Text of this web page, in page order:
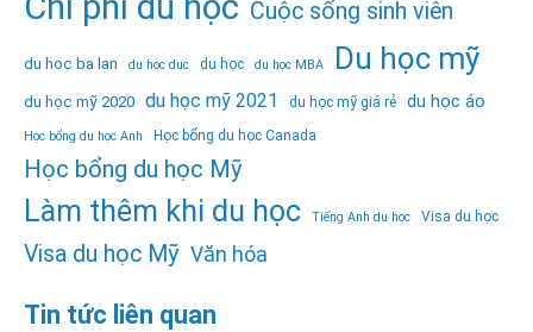
Cuộc sống sinh viên
du hoc ba lan du hoc duc du học du học MBA Du học mỹ
du học mỹ 2020 du học mỹ 2021 du học mỹ giá rẻ du học áo
Học bổng du học Anh Học bổng du học Canada
Học bổng du học Mỹ
Làm thêm khi du học Tiếng Anh du học Visa du học
Visa du học Mỹ Văn hóa
Tin tức liên quan